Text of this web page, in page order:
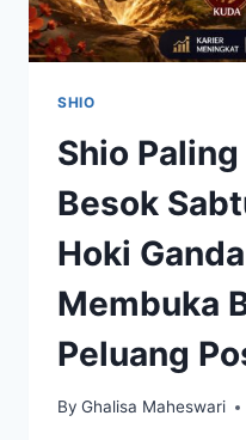
SHIO
Shio
Besok
Hoki
Membuka
Peluang
By Ghalisa Maheswari